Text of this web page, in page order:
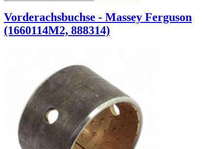
Vorderachsbuchse - Massey Ferguson
(1660114M2, 888314)